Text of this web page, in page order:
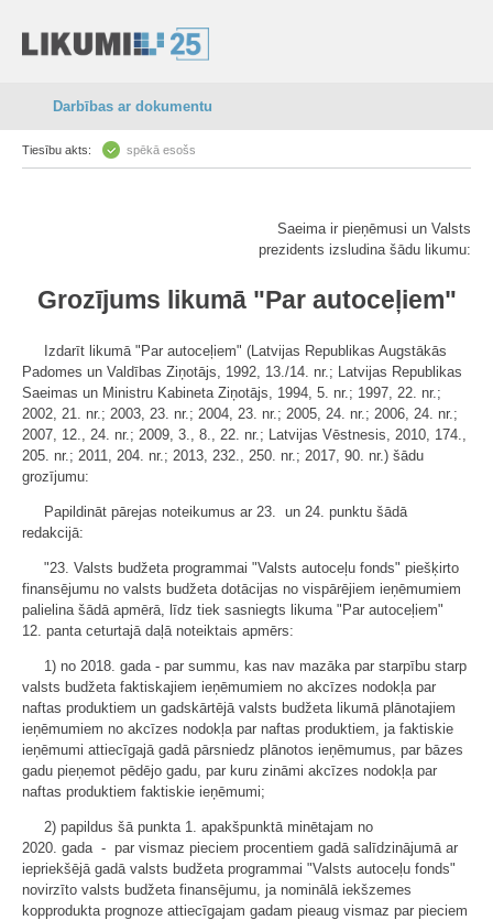
Darbības ar dokumentu
Tiesību akts: spēkā esošs
Saeima ir pieņēmusi un Valsts
prezidents izsludina šādu likumu:
Grozījums likumā "Par autoceļiem"
Izdarīt likumā "Par autoceļiem" (Latvijas Republikas Augstākās
Padomes un Valdības Ziņotājs, 1992, 13./14. nr.; Latvijas Republikas
Saeimas un Ministru Kabineta Ziņotājs, 1994, 5. nr.; 1997, 22. nr.;
2002, 21. nr.; 2003, 23. nr.; 2004, 23. nr.; 2005, 24. nr.; 2006, 24. nr.;
2007, 12., 24. nr.; 2009, 3., 8., 22. nr.; Latvijas Vēstnesis, 2010, 174.,
205. nr.; 2011, 204. nr.; 2013, 232., 250. nr.; 2017, 90. nr.) šādu
grozījumu:
Papildināt pārejas noteikumus ar 23. un 24. punktu šādā
redakcijā:
"23. Valsts budžeta programmai "Valsts autoceļu fonds" piešķirto
finansējumu no valsts budžeta dotācijas no vispārējiem ieņēmumiem
palielina šādā apmērā, līdz tiek sasniegts likuma "Par autoceļiem"
12. panta ceturtajā daļā noteiktais apmērs:
1) no 2018. gada - par summu, kas nav mazāka par starpību starp
valsts budžeta faktiskajiem ieņēmumiem no akcīzes nodokļa par
naftas produktiem un gadskārtējā valsts budžeta likumā plānotajiem
ieņēmumiem no akcīzes nodokļa par naftas produktiem, ja faktiskie
ieņēmumi attiecīgajā gadā pārsniedz plānotos ieņēmumus, par bāzes
gadu pieņemot pēdējo gadu, par kuru zināmi akcīzes nodokļa par
naftas produktiem faktiskie ieņēmumi;
2) papildus šā punkta 1. apakšpunktā minētajam no
2020. gada - par vismaz pieciem procentiem gadā salīdzinājumā ar
iepriekšējā gadā valsts budžeta programmai "Valsts autoceļu fonds"
novirzīto valsts budžeta finansējumu, ja nominālā iekšzemes
kopprodukta prognoze attiecīgajam gadam pieaug vismaz par pieciem